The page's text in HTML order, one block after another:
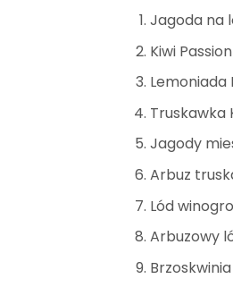
Jagoda na
Kiwi
Lemoniada
Truskawka
Jagody
Arbuz
Lód
Arbuzowy